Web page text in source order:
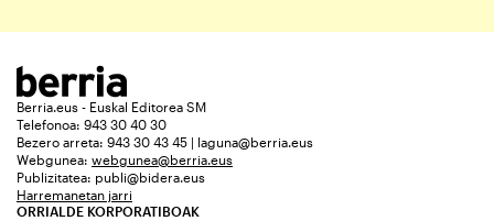
Berria.eus - Euskal Editorea SM
Telefonoa: 943 30 40 30
Bezero arreta: 943 30 43 45 | laguna@berria.eus
Webgunea: webgunea@berria.eus
Publizitatea: publi@bidera.eus
Harremanetan jarri
ORRIALDE KORPORATIBOAK